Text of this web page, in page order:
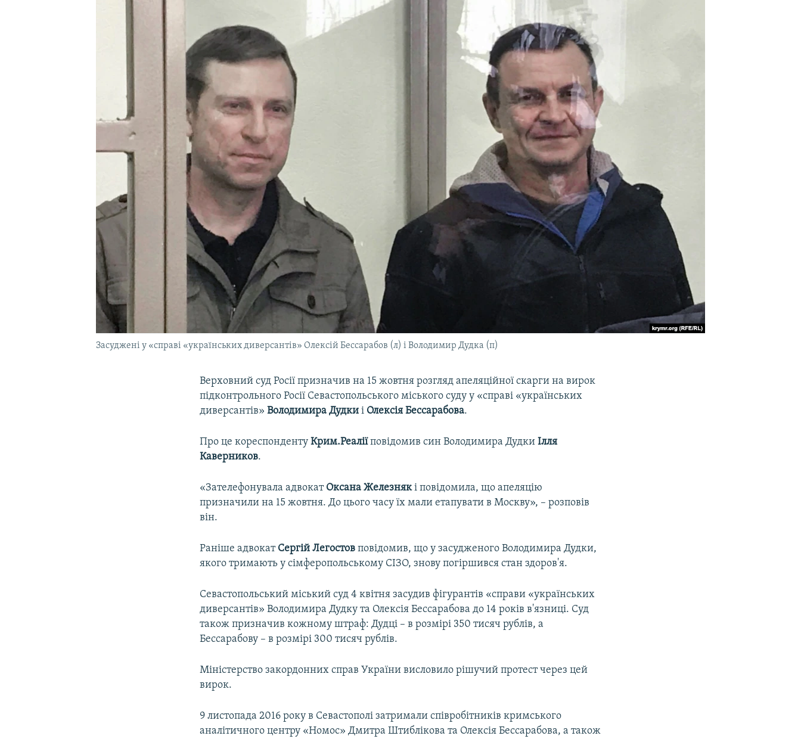
Засуджені у «справі «українських диверсантів» Олексій Бессарабов (л) і Володимир Дудка (п)
Верховний суд Росії призначив на 15 жовтня розгляд апеляційної скарги на вирок
підконтрольного Росії Севастопольського міського суду у «справі «українських
диверсантів»Володимира Дудкиі Олексія Бессарабова.
Про це кореспондентуКрим.Реаліїповідомив син Володимира ДудкиІлля
Каверников.
«Зателефонувала адвокат Оксана Железнякі повідомила, що апеляцію
призначили на 15 жовтня. До цього часу їх мали етапувати в Москву», – розповів
він.
Раніше адвокат Сергій Легостов повідомив, що у засудженого Володимира Дудки,
якого тримають у сімферопольському СІЗО, знову погіршився стан здоров'я.
Севастопольський міський суд 4 квітня засудив фігурантів «справи «українських
диверсантів» Володимира Дудку та Олексія Бессарабова до 14 років в'язниці. Суд
також призначив кожному штраф: Дудці – в розмірі 350 тисяч рублів, а
Бессарабову – в розмірі 300 тисяч рублів.
Міністерство закордонних справ України висловило рішучий протест через цей
вирок.
9 листопада 2016 року в Севастополі затримали співробітників кримського
аналітичного центру «Номос» Дмитра Штиблікова та Олексія Бессарабова, а також